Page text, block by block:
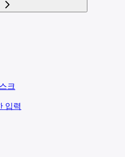
크
입력